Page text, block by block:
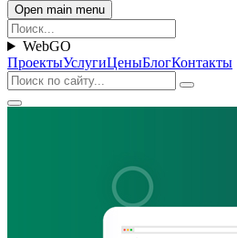
Open main menu
WebGO
ПроектыУслугиЦеныБлогКонтакты